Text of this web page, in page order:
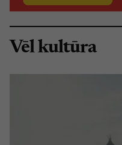
Vēl kultūra